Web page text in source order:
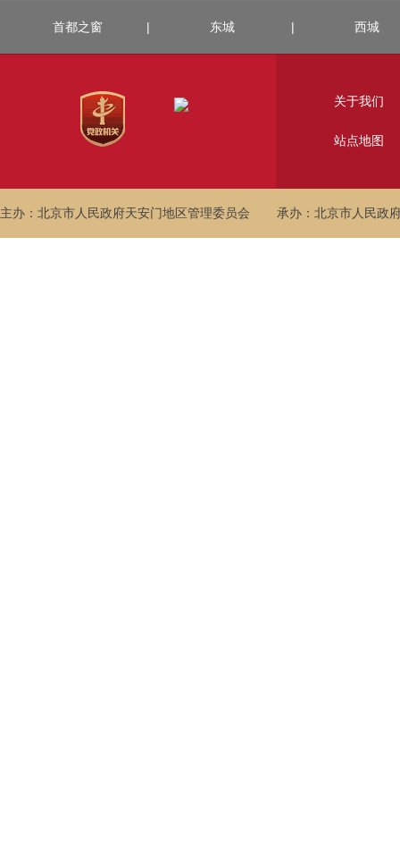
首都之窗 | 东城 | 西城
关于我们
站点地图
主办：北京市人民政府天安门地区管理委员会 承办：北京市人民政